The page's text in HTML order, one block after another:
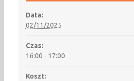
Data:
02/11/2025
Czas:
16:00 - 17:00
Koszt: